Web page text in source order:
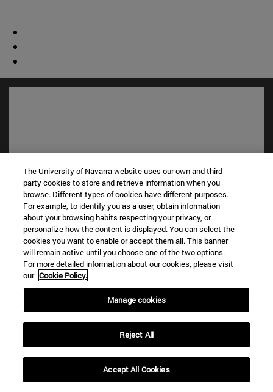
Accesos directos
Biblioteca(abre en nueva ventana)
Mi correo(abre en nueva ventana)
Aula virtual ADI(abre en nueva ventana)
Búsqueda de personas
Trabaja con nosotros(abre en nueva ventana)
Información
¿QUÉ GRADO TE INTERESA?
¿QUÉ MÁSTER TE INTERESA?
© Universidad de Navarra
The University of Navarra website uses our own and third-
party cookies to store and retrieve information when you
browse. Different types of cookies have different purposes.
For example, to identify you as a user, obtain information
about your browsing habits respecting your privacy, or
personalize how the content is displayed. You can select the
cookies you want to enable or accept them all. This banner
will remain active until you choose one of the two options.
For more detailed information about our cookies, please visit
our Cookie Policy.
Manage cookies
Reject All
Accept All Cookies